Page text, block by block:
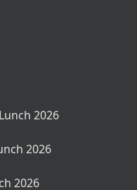
2026
2026
2026